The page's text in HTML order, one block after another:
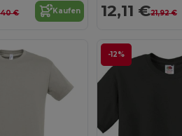
€ Kaufen 12,11 €21,92 €
-12%